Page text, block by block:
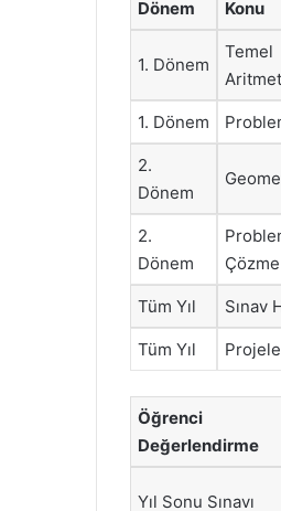
Dönem Konu
1. Dönem
Temel
1. Dönem
2.
Dönem
2.
Dönem
Çözme
Tüm Yıl Sınav
Tüm Yıl
Öğrenci
Değerlendirme
Yıl Sonu Sınavı